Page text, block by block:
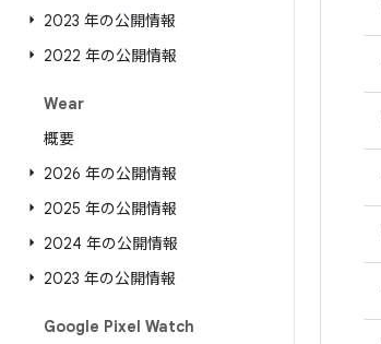
2023 年の公開情報
2022 年の公開情報
Wear
概要
2026 年の公開情報
2025 年の公開情報
2024 年の公開情報
2023 年の公開情報
Google Pixel Watch